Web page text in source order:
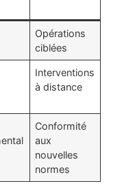
Opérations
ciblées
Interventions
à distance
Conformité
aux
nouvelles
normes